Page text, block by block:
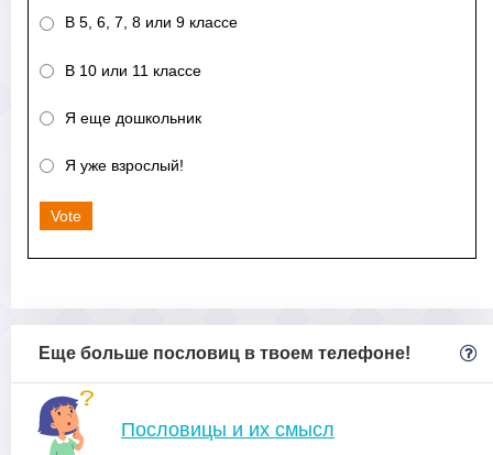
В 5, 6, 7, 8 или 9 классе
В 10 или 11 классе
Я еще дошкольник
Я уже взрослый!
Vote
Еще больше пословиц в твоем телефоне!
Пословицы и их смысл